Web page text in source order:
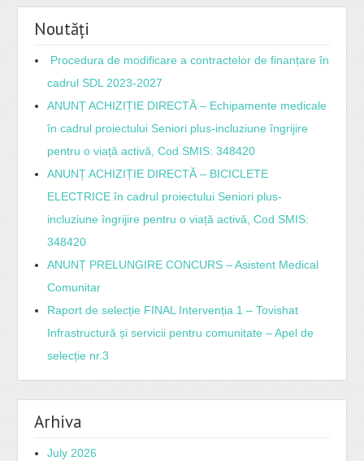
Noutăți
Procedura de modificare a contractelor de finanțare în
cadrul SDL 2023-2027
ANUNȚ ACHIZIȚIE DIRECTĂ – Echipamente medicale
în cadrul proiectului Seniori plus-incluziune îngrijire
pentru o viață activă, Cod SMIS: 348420
ANUNȚ ACHIZIȚIE DIRECTĂ – BICICLETE
ELECTRICE în cadrul proiectului Seniori plus-
incluziune îngrijire pentru o viață activă, Cod SMIS:
348420
ANUNȚ PRELUNGIRE CONCURS – Asistent Medical
Comunitar
Raport de selecție FINAL Intervenția 1 – Tovishat
Infrastructură și servicii pentru comunitate – Apel de
selecție nr.3
Arhiva
July 2026